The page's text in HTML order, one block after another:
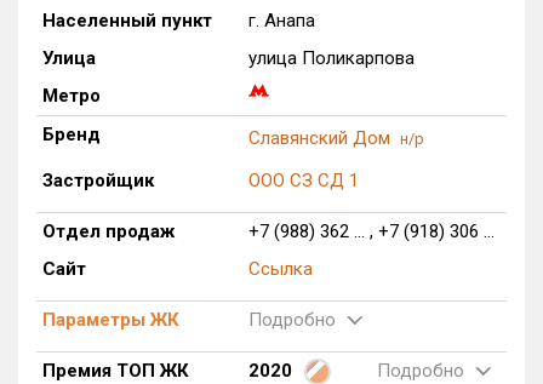
Только новые
Оценка ЕРЗ ЖК
от до
с продажами
Найдено:
Населенный пункт
г. Анапа
Улица
улица Поликарпова
Метро
Бренд
Славянский Дом н/р
Застройщик ООО СЗ СД 1
Отдел продаж
+7 (988) 362 ... , +7 (918) 306 ...
Сайт
Ссылка
Параметры ЖК Подробно
Премия ТОП ЖК 2020 Подробно